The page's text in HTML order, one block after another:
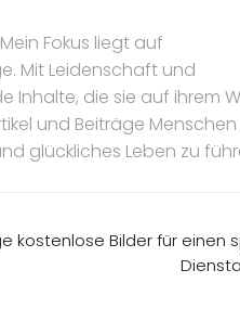
Fokus liegt auf
Mit Leidenschaft und
Inhalte, die sie auf ihrem
und Beiträge Menschen
glückliches Leben zu
kostenlose Bilder für einen